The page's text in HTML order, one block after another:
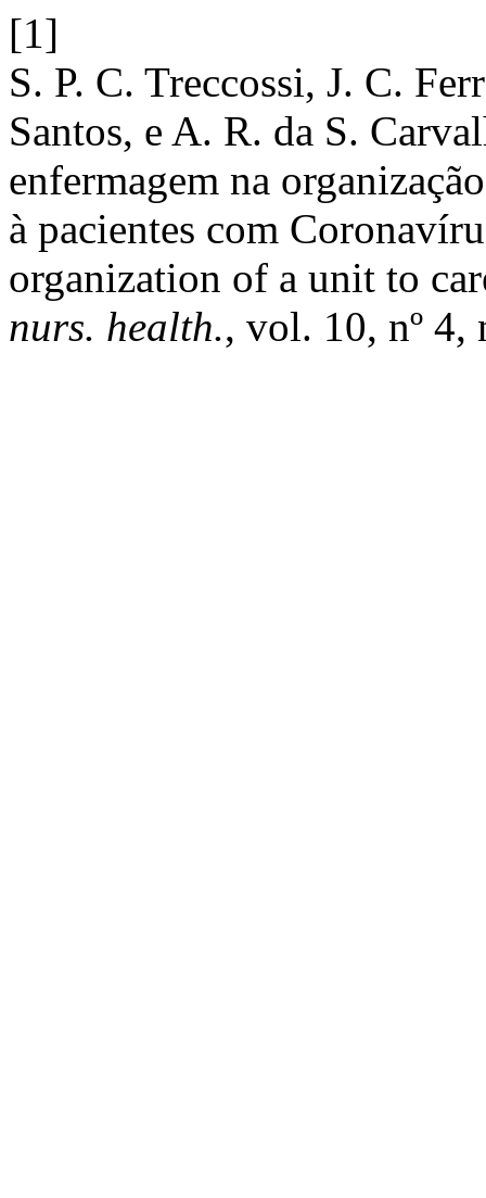
[1]
S. P. C. Treccossi, J. C.
Santos, e A. R. da S.
enfermagem na
à pacientes com
organization of a unit to
nurs. health., vol. 10, nº 4,